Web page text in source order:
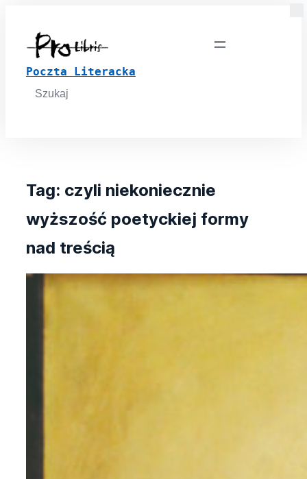
Poczta Literacka
Search
for:
Tag: czyli niekoniecznie
wyższość poetyckiej formy
nad treścią